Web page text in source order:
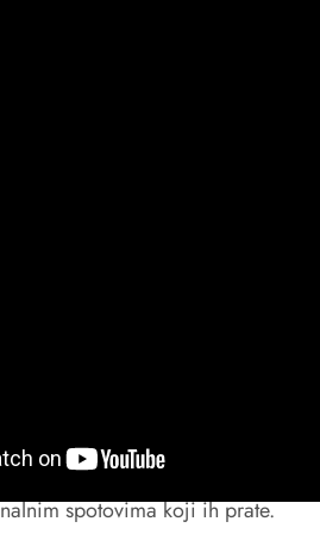
godine. Pored energičnih
“Meteori” (najbolji singl u 2020.
spotovima koji ih prate.